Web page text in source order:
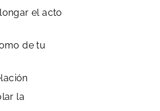
el acto
de tu
la